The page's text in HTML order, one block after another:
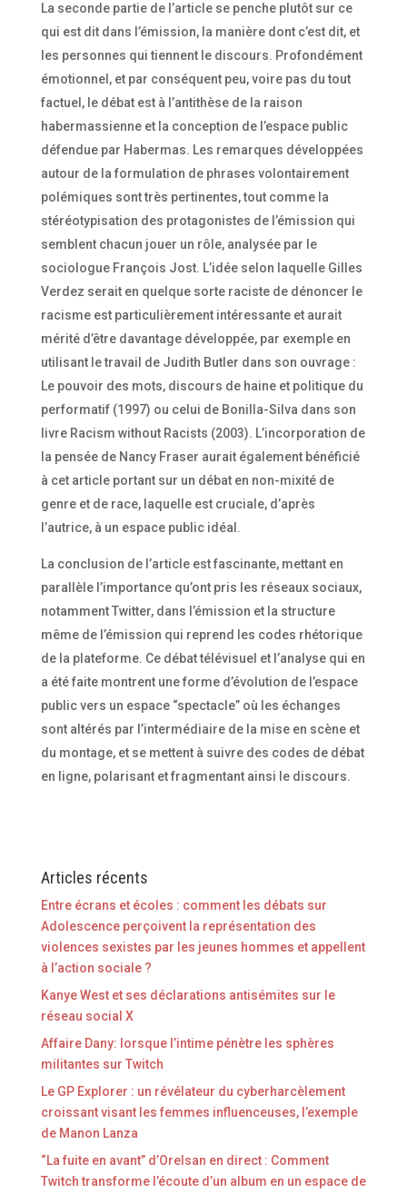
La seconde partie de l’article se penche plutôt sur ce
qui est dit dans l’émission, la manière dont c’est dit, et
les personnes qui tiennent le discours. Profondément
émotionnel, et par conséquent peu, voire pas du tout
factuel, le débat est à l’antithèse de la raison
habermassienne et la conception de l’espace public
défendue par Habermas. Les remarques développées
autour de la formulation de phrases volontairement
polémiques sont très pertinentes, tout comme la
stéréotypisation des protagonistes de l’émission qui
semblent chacun jouer un rôle, analysée par le
sociologue François Jost. L’idée selon laquelle Gilles
Verdez serait en quelque sorte raciste de dénoncer le
racisme est particulièrement intéressante et aurait
mérité d’être davantage développée, par exemple en
utilisant le travail de Judith Butler dans son ouvrage :
Le pouvoir des mots, discours de haine et politique du
performatif (1997) ou celui de Bonilla-Silva dans son
livre Racism without Racists (2003). L’incorporation de
la pensée de Nancy Fraser aurait également bénéficié
à cet article portant sur un débat en non-mixité de
genre et de race, laquelle est cruciale, d’après
l’autrice, à un espace public idéal.
La conclusion de l’article est fascinante, mettant en
parallèle l’importance qu’ont pris les réseaux sociaux,
notamment Twitter, dans l’émission et la structure
même de l’émission qui reprend les codes rhétorique
de la plateforme. Ce débat télévisuel et l’analyse qui en
a été faite montrent une forme d’évolution de l’espace
public vers un espace “spectacle” où les échanges
sont altérés par l’intermédiaire de la mise en scène et
du montage, et se mettent à suivre des codes de débat
en ligne, polarisant et fragmentant ainsi le discours.
Articles récents
Entre écrans et écoles : comment les débats sur
Adolescence perçoivent la représentation des
violences sexistes par les jeunes hommes et appellent
à l’action sociale ?
Kanye West et ses déclarations antisémites sur le
réseau social X
Affaire Dany: lorsque l’intime pénètre les sphères
militantes sur Twitch
Le GP Explorer : un révélateur du cyberharcèlement
croissant visant les femmes influenceuses, l’exemple
de Manon Lanza
“La fuite en avant” d’Orelsan en direct : Comment
Twitch transforme l’écoute d’un album en un espace de